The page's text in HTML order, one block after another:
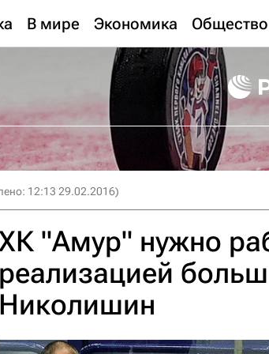
В мире Экономика Общество
12:13 29.02.2016)
"Амур" нужно
реализацией
Николишин